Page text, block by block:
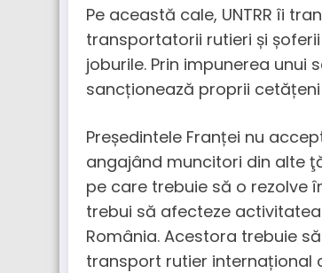
Pe această cale, UNTRR îi
transportatorii rutieri și
joburile. Prin impunerea unui
sancționează proprii
Președintele Franței nu
angajând muncitori din alte
pe care trebuie să o rezolve
trebui să afecteze
România. Acestora trebuie
transport rutier internațional